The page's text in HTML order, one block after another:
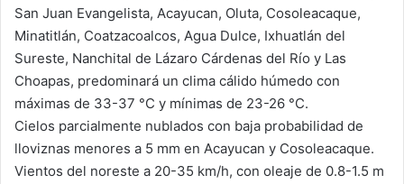
San Juan Evangelista, Acayucan, Oluta, Cosoleacaque,
Minatitlán, Coatzacoalcos, Agua Dulce, Ixhuatlán del
Sureste, Nanchital de Lázaro Cárdenas del Río y Las
Choapas, predominará un clima cálido húmedo con
máximas de 33-37 °C y mínimas de 23-26 °C.
Cielos parcialmente nublados con baja probabilidad de
lloviznas menores a 5 mm en Acayucan y Cosoleacaque.
Vientos del noreste a 20-35 km/h, con oleaje de 0.8-1.5 m